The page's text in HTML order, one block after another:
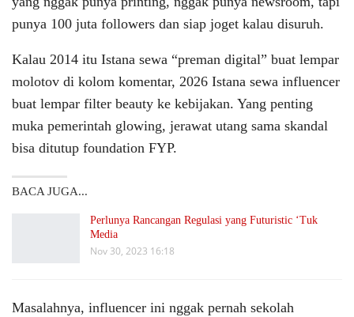
punya 100 juta followers dan siap joget kalau disuruh.
Kalau 2014 itu Istana sewa “preman digital” buat lempar
molotov di kolom komentar, 2026 Istana sewa influencer
buat lempar filter beauty ke kebijakan. Yang penting
muka pemerintah glowing, jerawat utang sama skandal
bisa ditutup foundation FYP.
BACA JUGA...
Perlunya Rancangan Regulasi yang Futuristic ‘Tuk
Media
Nov 30, 2023 16:18
Masalahnya, influencer ini nggak pernah sekolah